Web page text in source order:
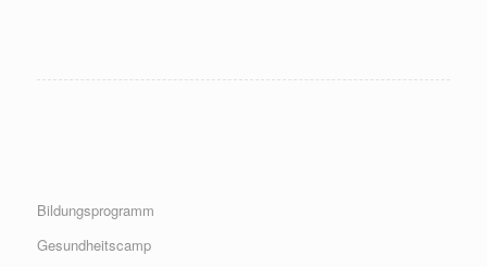
Bildungsprogramm
Gesundheitscamp